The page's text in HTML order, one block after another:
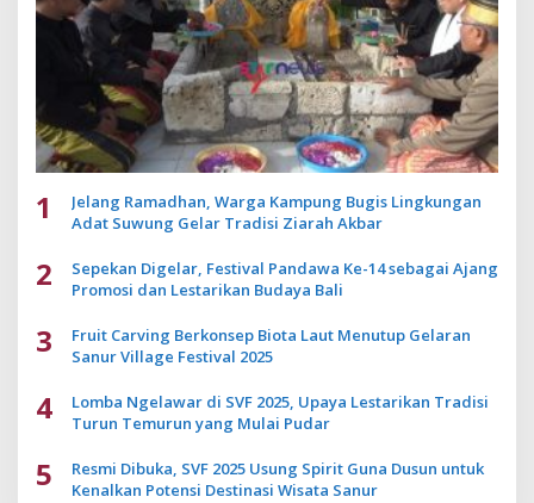
1
Jelang Ramadhan, Warga Kampung Bugis Lingkungan
Adat Suwung Gelar Tradisi Ziarah Akbar
2
Sepekan Digelar, Festival Pandawa Ke-14 sebagai Ajang
Promosi dan Lestarikan Budaya Bali
3
Fruit Carving Berkonsep Biota Laut Menutup Gelaran
Sanur Village Festival 2025
4
Lomba Ngelawar di SVF 2025, Upaya Lestarikan Tradisi
Turun Temurun yang Mulai Pudar
5
Resmi Dibuka, SVF 2025 Usung Spirit Guna Dusun untuk
Kenalkan Potensi Destinasi Wisata Sanur